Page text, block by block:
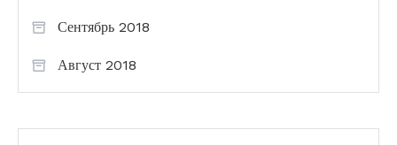
Сентябрь 2018
Август 2018